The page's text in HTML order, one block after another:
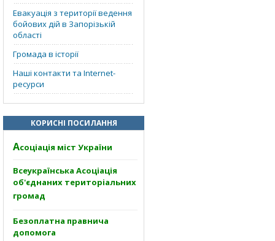
Евакуація з території ведення
бойових дій в Запорізькій
області
Громада в історії
Наші контакти та Internet-
ресурси
КОРИСНІ ПОСИЛАННЯ
Асоціація міст України
Всеукраїнська Асоціація
об'єднаних територіальних
громад
Безоплатна правнича
допомога